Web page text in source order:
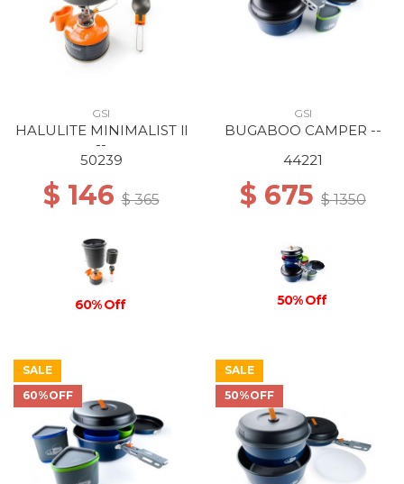
GSI
HALULITE MINIMALIST ll
--
50239
$ 146$ 365
60% Off
GSI
BUGABOO CAMPER --
44221
$ 675 $ 1350
50% Off
SALE
60%OFF
SALE
50%OFF